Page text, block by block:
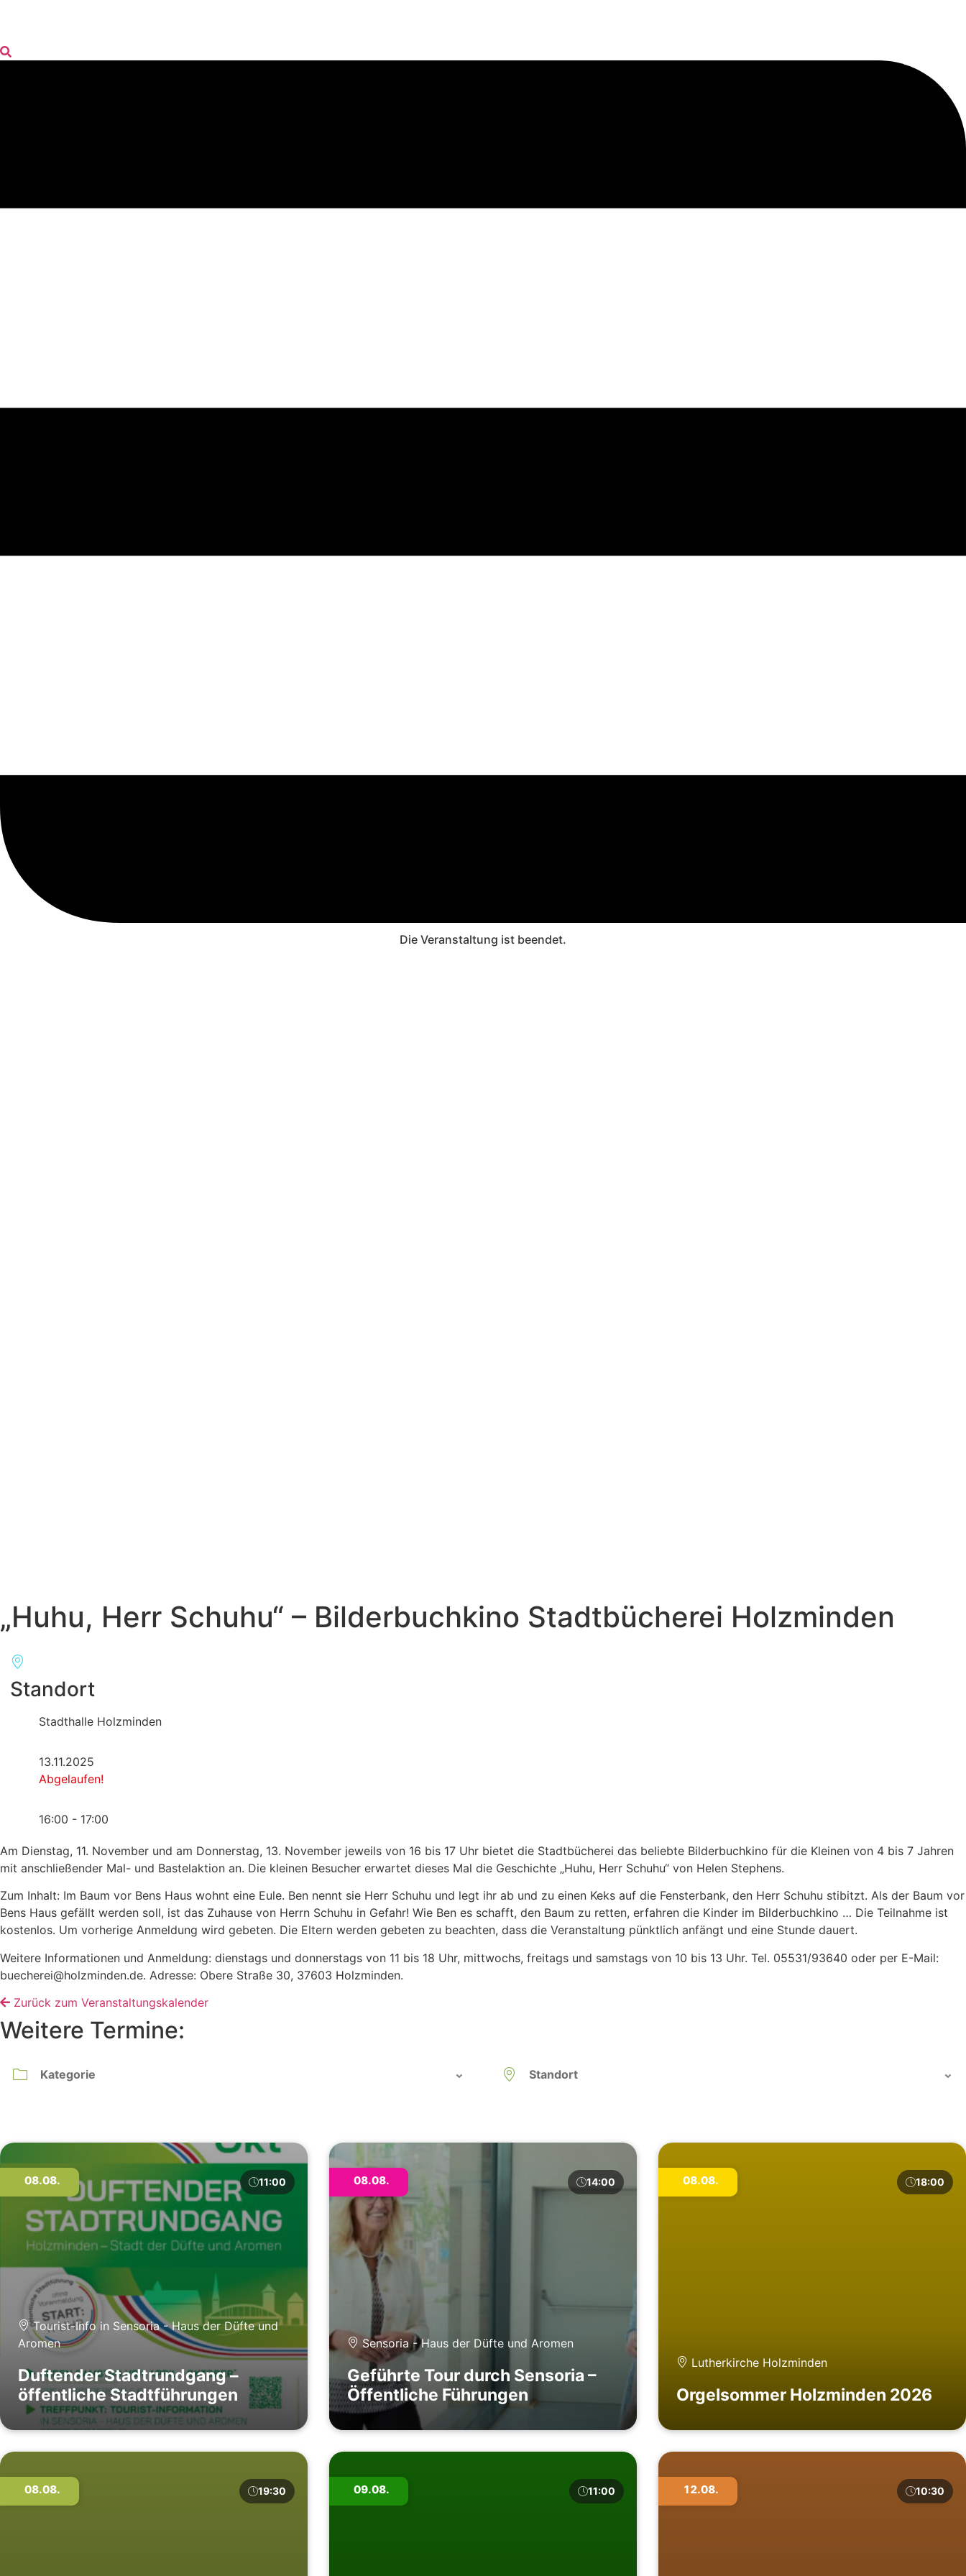
Die Veranstaltung ist beendet.
„Huhu, Herr Schuhu“ – Bilderbuchkino Stadtbücherei Holzminden
Standort
Stadthalle Holzminden
13.11.2025
Abgelaufen!
16:00 - 17:00
Am Dienstag, 11. November und am Donnerstag, 13. November jeweils von 16 bis 17 Uhr bietet die Stadtbücherei das beliebte Bilderbuchkino für die Kleinen von 4 bis 7 Jahren
mit anschließender Mal- und Bastelaktion an. Die kleinen Besucher erwartet dieses Mal die Geschichte „Huhu, Herr Schuhu“ von Helen Stephens.
Zum Inhalt: Im Baum vor Bens Haus wohnt eine Eule. Ben nennt sie Herr Schuhu und legt ihr ab und zu einen Keks auf die Fensterbank, den Herr Schuhu stibitzt. Als der Baum vor
Bens Haus gefällt werden soll, ist das Zuhause von Herrn Schuhu in Gefahr! Wie Ben es schafft, den Baum zu retten, erfahren die Kinder im Bilderbuchkino … Die Teilnahme ist
kostenlos. Um vorherige Anmeldung wird gebeten. Die Eltern werden gebeten zu beachten, dass die Veranstaltung pünktlich anfängt und eine Stunde dauert.
Weitere Informationen und Anmeldung: dienstags und donnerstags von 11 bis 18 Uhr, mittwochs, freitags und samstags von 10 bis 13 Uhr. Tel. 05531/93640 oder per E-Mail:
buecherei@holzminden.de. Adresse: Obere Straße 30, 37603 Holzminden.
Zurück zum Veranstaltungskalender
Weitere Termine:
08.08. 11:00
Tourist-Info in Sensoria - Haus der Düfte und
Aromen
Duftender Stadtrundgang –
öffentliche Stadtführungen
08.08. 14:00
Sensoria - Haus der Düfte und Aromen
Geführte Tour durch Sensoria –
Öffentliche Führungen
08.08. 18:00
Lutherkirche Holzminden
Orgelsommer Holzminden 2026
08.08. 19:30 09.08. 11:00 12.08. 10:30